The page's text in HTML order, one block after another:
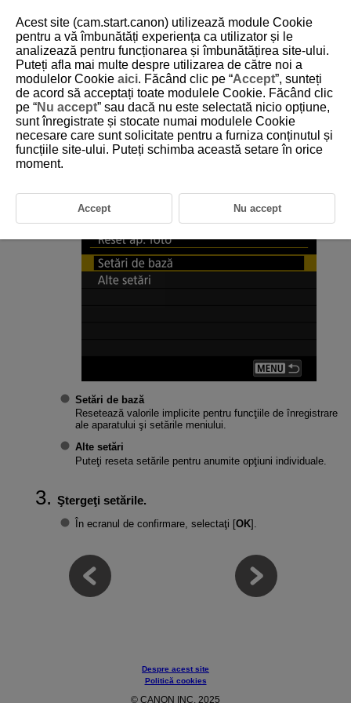
D185-222
Resetare aparat foto
Setările funcţiilor de fotografiere ale aparatului şi setările de meniu pot fi
aduse la valorile implicite.
Selectaţi [ :Reset ap. foto] (
).
Selectaţi o opţiune.
Setări de bază
Resetează valorile implicite pentru funcţiile de înregistrare
ale aparatului şi setările meniului.
Alte setări
Puteţi reseta setările pentru anumite opţiuni individuale.
Ştergeţi setările.
În ecranul de confirmare, selectaţi [OK].
Despre acest site
Politică cookies
© CANON INC. 2025
Acest site (cam.start.canon) utilizează module Cookie
pentru a vă îmbunătăți experiența ca utilizator și le
analizează pentru funcționarea și îmbunătățirea site-ului.
Puteți afla mai multe despre utilizarea de către noi a
modulelor Cookie aici. Făcând clic pe “Accept”, sunteți
de acord să acceptați toate modulele Cookie. Făcând clic
pe “Nu accept” sau dacă nu este selectată nicio opțiune,
sunt înregistrate și stocate numai modulele Cookie
necesare care sunt solicitate pentru a furniza conținutul și
funcțiile site-ului. Puteți schimba această setare în orice
moment.
Accept Nu accept